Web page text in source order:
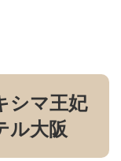
シマ王妃
ル大阪